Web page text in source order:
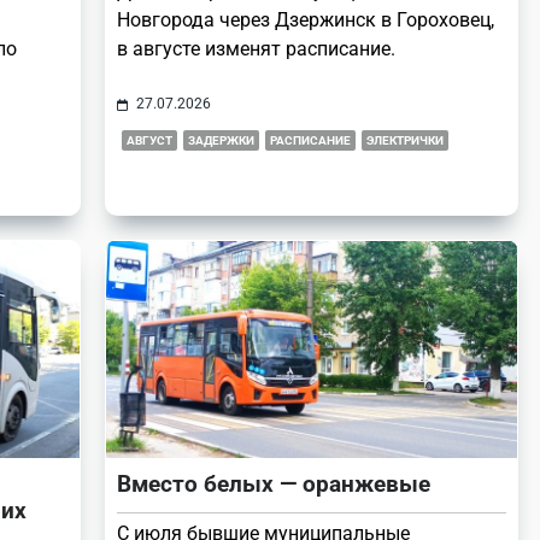
Новгорода через Дзержинск в Гороховец,
в августе изменят расписание.
27.07.2026
АВГУСТ ЗАДЕРЖКИ РАСПИСАНИЕ ЭЛЕКТРИЧКИ
Вместо белых — оранжевые
С июля бывшие муниципальные